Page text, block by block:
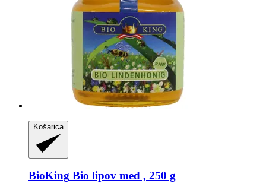
Košarica
BioKing Bio lipov med , 250 g